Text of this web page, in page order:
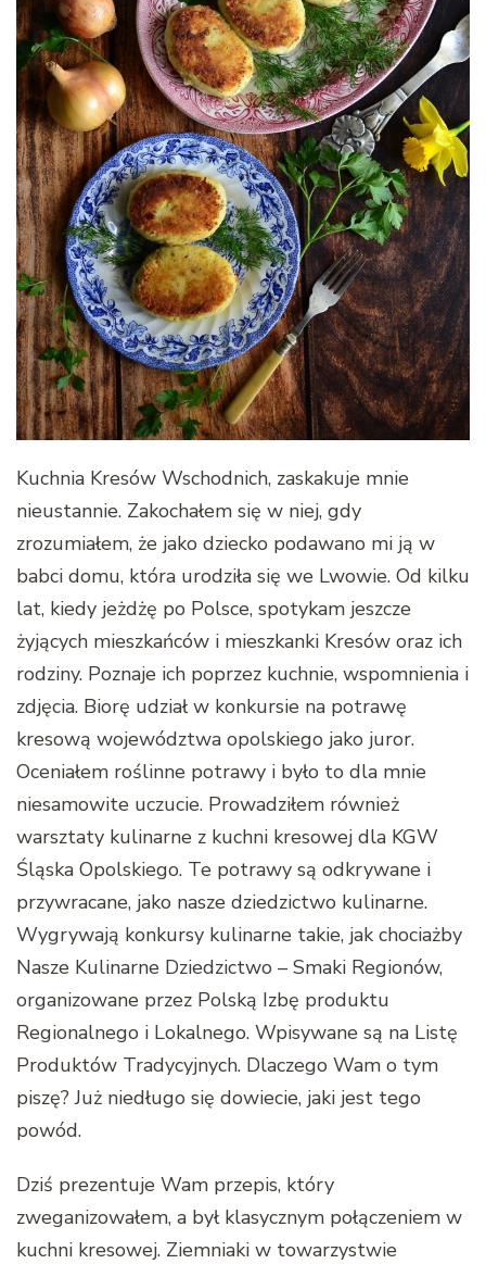
Kuchnia Kresów Wschodnich, zaskakuje mnie
nieustannie. Zakochałem się w niej, gdy
zrozumiałem, że jako dziecko podawano mi ją w
babci domu, która urodziła się we Lwowie. Od kilku
lat, kiedy jeżdżę po Polsce, spotykam jeszcze
żyjących mieszkańców i mieszkanki Kresów oraz ich
rodziny. Poznaje ich poprzez kuchnie, wspomnienia i
zdjęcia. Biorę udział w konkursie na potrawę
kresową województwa opolskiego jako juror.
Oceniałem roślinne potrawy i było to dla mnie
niesamowite uczucie. Prowadziłem również
warsztaty kulinarne z kuchni kresowej dla KGW
Śląska Opolskiego. Te potrawy są odkrywane i
przywracane, jako nasze dziedzictwo kulinarne.
Wygrywają konkursy kulinarne takie, jak chociażby
Nasze Kulinarne Dziedzictwo – Smaki Regionów,
organizowane przez Polską Izbę produktu
Regionalnego i Lokalnego. Wpisywane są na Listę
Produktów Tradycyjnych. Dlaczego Wam o tym
piszę? Już niedługo się dowiecie, jaki jest tego
powód.
Dziś prezentuje Wam przepis, który
zweganizowałem, a był klasycznym połączeniem w
kuchni kresowej. Ziemniaki w towarzystwie